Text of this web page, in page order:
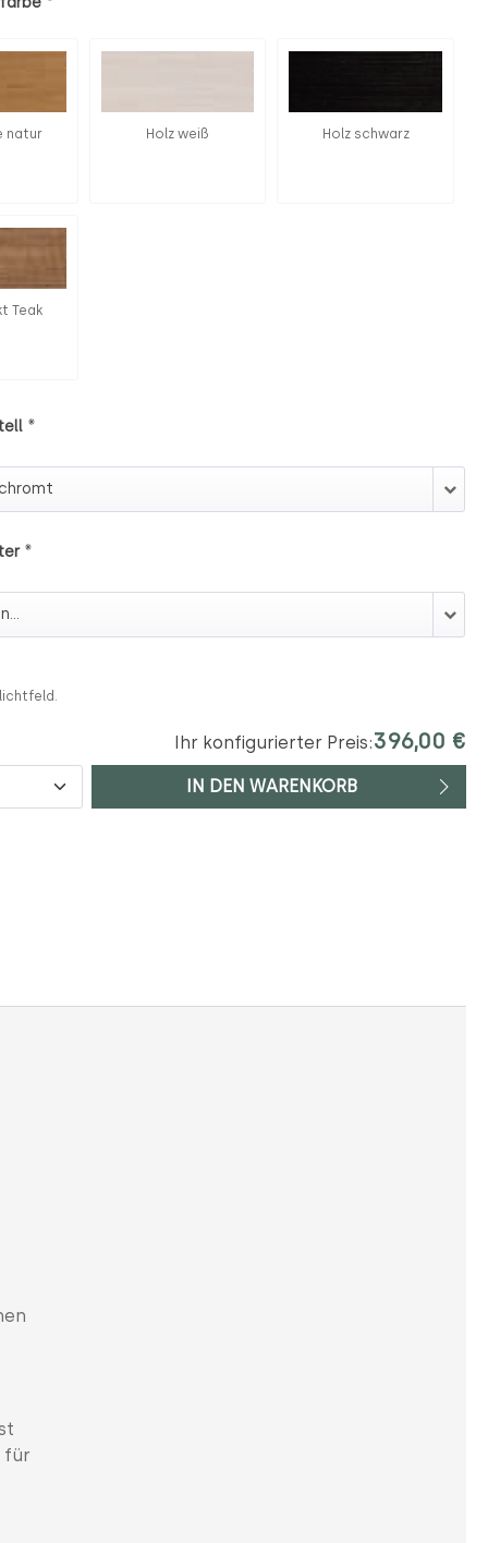
natur Holz weiß Holz schwarz
Teak
*
*
Ihr konfigurierter Preis:396,00 €
IN DEN WARENKORB
für